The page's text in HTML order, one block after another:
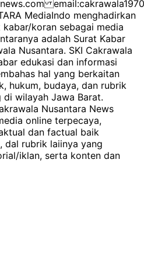
MediaIndo menghadirkan
koran sebagai media
adalah Surat Kabar
Nusantara. SKI Cakrawala
edukasi dan informasi
hal yang berkaitan
hukum, budaya, dan rubrik
wilayah Jawa Barat.
Nusantara News
online terpecaya,
dan factual baik
dal rubrik laiinya yang
iklan, serta konten dan